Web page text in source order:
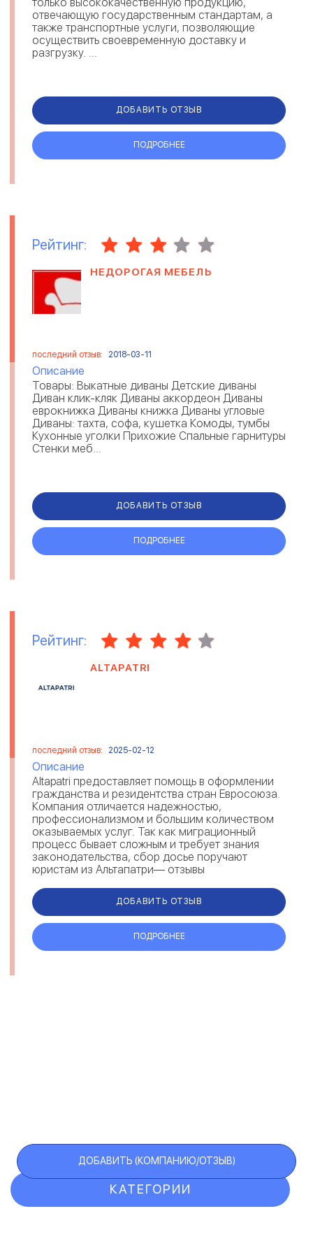
отвечающую государственным стандартам, а
также транспортные услуги, позволяющие
осуществить своевременную доставку и
разгрузку. ...
ДОБАВИТЬ ОТЗЫВ
ПОДРОБНЕЕ
Рейтинг:
НЕДОРОГАЯ МЕБЕЛЬ
последний отзыв: 2018-03-11
Описание
Товары: Выкатные диваны Детские диваны
Диван клик-кляк Диваны аккордеон Диваны
еврокнижка Диваны книжка Диваны угловые
Диваны: тахта, софа, кушетка Комоды, тумбы
Кухонные уголки Прихожие Спальные гарнитуры
Стенки меб...
ДОБАВИТЬ ОТЗЫВ
ПОДРОБНЕЕ
Рейтинг:
ALTAPATRI
последний отзыв: 2025-02-12
Описание
Altapatri предоставляет помощь в оформлении
гражданства и резидентства стран Евросоюза.
Компания отличается надежностью,
профессионализмом и большим количеством
оказываемых услуг. Так как миграционный
процесс бывает сложным и требует знания
законодательства, сбор досье поручают
юристам из Альтапатри— отзывы
вопросов и предостав...
ДОБАВИТЬ ОТЗЫВ
ПОДРОБНЕЕ
КАТЕГОРИИ
ДОБАВИТЬ (КОМПАНИЮ/ОТЗЫВ)